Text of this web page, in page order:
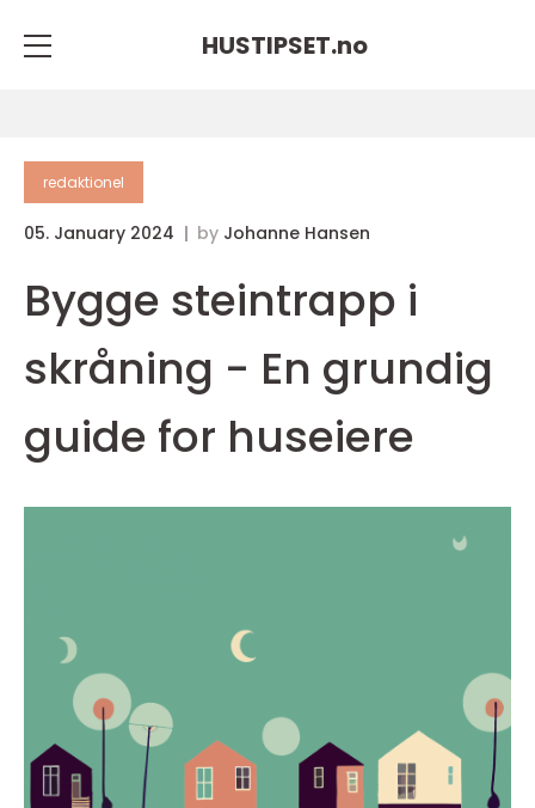
HUSTIPSET.no
redaktionel
05. January 2024 by Johanne Hansen
Bygge steintrapp i
skråning - En grundig
guide for huseiere